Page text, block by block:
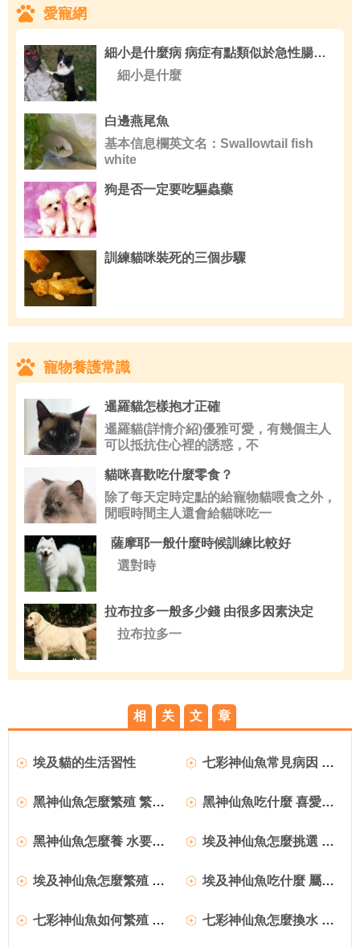
愛寵網
細小是什麼病 病症有點類似於急性腸胃炎
細小是什麼
白邊燕尾魚
基本信息欄英文名：Swallowtail fish
white
狗是否一定要吃驅蟲藥
訓練貓咪裝死的三個步驟
寵物養護常識
暹羅貓怎樣抱才正確
暹羅貓(詳情介紹)優雅可愛，有幾個主人
可以抵抗住心裡的誘惑，不
貓咪喜歡吃什麼零食？
除了每天定時定點的給寵物貓喂食之外，
閒暇時間主人還會給貓咪吃一
薩摩耶一般什麼時候訓練比較好
選對時
拉布拉多一般多少錢 由很多因素決定
拉布拉多一
相 关 文 章
埃及貓的生活習性 七彩神仙魚常見病因 七彩神仙魚常見疾病的原因
黑神仙魚怎麼繁殖 繁殖期餌料最好多樣性 黑神仙魚吃什麼 喜愛吃食活餌生餌
黑神仙魚怎麼養 水要求清澈透明 埃及神仙魚怎麼挑選 掌握選購技巧
埃及神仙魚怎麼繁殖 需要酸性的軟水 埃及神仙魚吃什麼 屬於雜食性的魚類
七彩神仙魚如何繁殖 產卵後親魚性情凶猛 七彩神仙魚怎麼換水 保證硝化系統良好